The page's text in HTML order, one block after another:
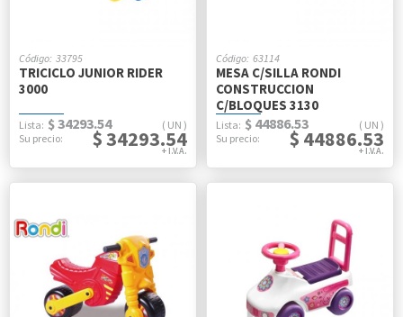
33795
TRICICLO JUNIOR RIDER
3000
UN
$ 34293.54
$ 34293.54
63114
MESA C/SILLA RONDI
CONSTRUCCION
C/BLOQUES 3130
UN
$ 44886.53
$ 44886.53